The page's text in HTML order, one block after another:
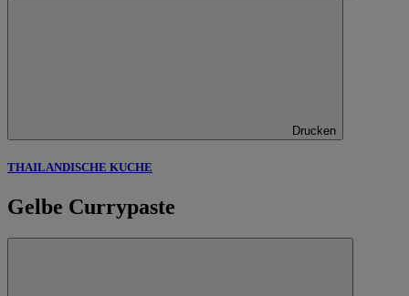
Drucken
THAILANDISCHE KUCHE
Gelbe Currypaste